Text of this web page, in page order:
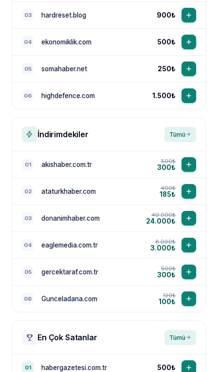
03 hardreset.blog 900₺
04 ekonomiklik.com 500₺
05 somahaber.net 250₺
06 highdefence.com 1.500₺
İndirimdekiler Tümü
01 akishaber.com.tr 500₺
300₺
02 ataturkhaber.com 400₺
185₺
03 donanimhaber.com 40.000₺
24.000₺
04 eaglemedia.com.tr 8.000₺
3.000₺
05 gercektaraf.com.tr 500₺
300₺
06 Gunceladana.com 120₺
100₺
En Çok Satanlar Tümü
01 habergazetesi.com.tr 500₺